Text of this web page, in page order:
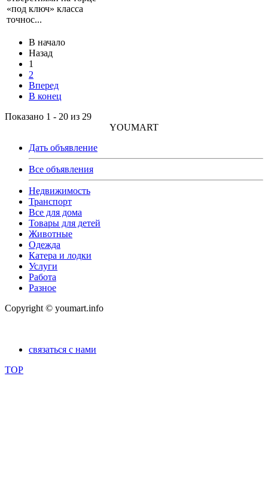
«под ключ» класса
точнос...
В начало
Назад
1
2
Вперед
В конец
Показано 1 - 20 из 29
YOUMART
Дать объявление
Все объявления
Недвижимость
Транспорт
Все для дома
Товары для детей
Животные
Одежда
Катера и лодки
Услуги
Работа
Разное
Copyright © youmart.info
связаться с нами
TOP